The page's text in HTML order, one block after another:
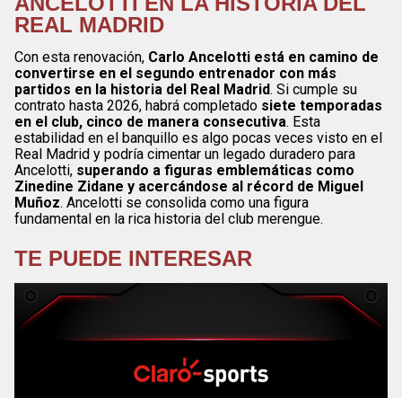
REAL MADRID
Con esta renovación, Carlo Ancelotti está en camino de
convertirse en el segundo entrenador con más
partidos en la historia del Real Madrid. Si cumple su
contrato hasta 2026, habrá completado siete temporadas
en el club, cinco de manera consecutiva. Esta
estabilidad en el banquillo es algo pocas veces visto en el
Real Madrid y podría cimentar un legado duradero para
Ancelotti, superando a figuras emblemáticas como
Zinedine Zidane y acercándose al récord de Miguel
Muñoz. Ancelotti se consolida como una figura
fundamental en la rica historia del club merengue.
TE PUEDE INTERESAR